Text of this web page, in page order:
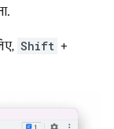
Shift +